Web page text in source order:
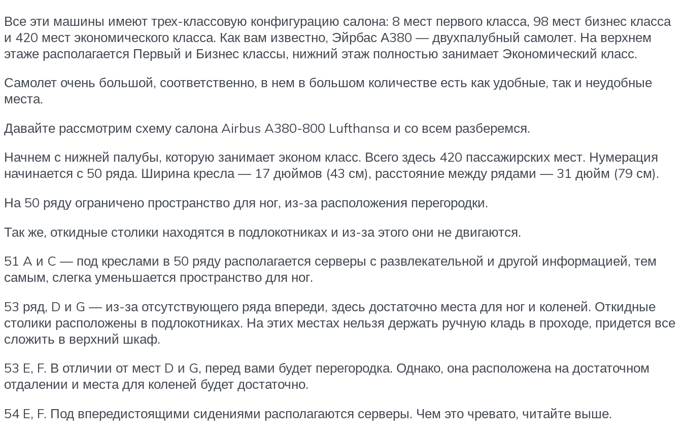
Все эти машины имеют трех-классовую конфигурацию салона: 8 мест первого класса, 98 мест бизнес класса
и 420 мест экономического класса. Как вам известно, Эйрбас А380 — двухпалубный самолет. На верхнем
этаже располагается Первый и Бизнес классы, нижний этаж полностью занимает Экономический класс.
Самолет очень большой, соответственно, в нем в большом количестве есть как удобные, так и неудобные
места.
Давайте рассмотрим схему салона Airbus A380-800 Lufthansa и со всем разберемся.
Начнем с нижней палубы, которую занимает эконом класс. Всего здесь 420 пассажирских мест. Нумерация
начинается с 50 ряда. Ширина кресла — 17 дюймов (43 см), расстояние между рядами — 31 дюйм (79 см).
На 50 ряду ограничено пространство для ног, из-за расположения перегородки.
Так же, откидные столики находятся в подлокотниках и из-за этого они не двигаются.
51 A и C — под креслами в 50 ряду располагается серверы с развлекательной и другой информацией, тем
самым, слегка уменьшается пространство для ног.
53 ряд, D и G — из-за отсутствующего ряда впереди, здесь достаточно места для ног и коленей. Откидные
столики расположены в подлокотниках. На этих местах нельзя держать ручную кладь в проходе, придется все
сложить в верхний шкаф.
53 E, F. В отличии от мест D и G, перед вами будет перегородка. Однако, она расположена на достаточном
отдалении и места для коленей будет достаточно.
54 E, F. Под впередистоящими сидениями располагаются серверы. Чем это чревато, читайте выше.